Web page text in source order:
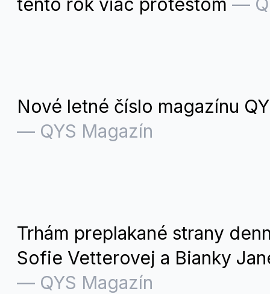
Nové letné číslo magazínu
— QYS Magazín
Trhám preplakané strany
Sofie Vetterovej a Bianky
— QYS Magazín